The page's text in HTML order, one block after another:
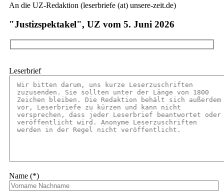
An die UZ-Redaktion (leserbriefe (at) unsere-zeit.de)
"Justizspektakel", UZ vom 5. Juni 2026
Leserbrief
Name (*)